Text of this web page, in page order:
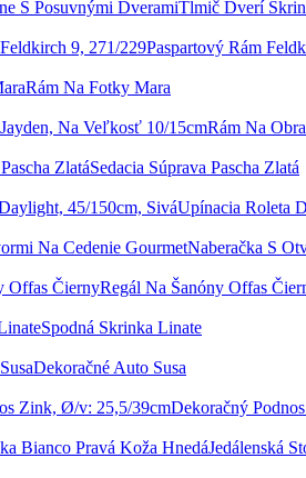
Tlmič Dverí
Paspartový Rám
Rám Na Fotky Mara
Rám Na
Sedacia Súprava Pascha Zlatá
Upínacia Roleta
Naberačka S
Regál Na Šanóny Offas
Spodná Skrinka Linate
Dekoračné Auto Susa
Dekoračný
Jedálenská